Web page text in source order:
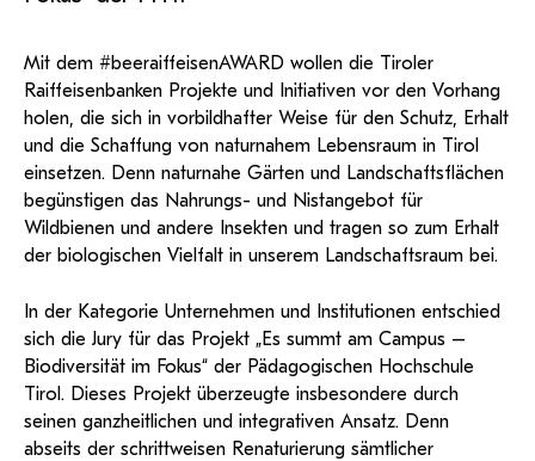
Mit dem #beeraiffeisenAWARD wollen die Tiroler
Raiffeisenbanken Projekte und Initiativen vor den Vorhang
holen, die sich in vorbildhafter Weise für den Schutz, Erhalt
und die Schaffung von naturnahem Lebensraum in Tirol
einsetzen. Denn naturnahe Gärten und Landschaftsflächen
begünstigen das Nahrungs- und Nistangebot für
Wildbienen und andere Insekten und tragen so zum Erhalt
der biologischen Vielfalt in unserem Landschaftsraum bei.
In der Kategorie Unternehmen und Institutionen entschied
sich die Jury für das Projekt „Es summt am Campus –
Biodiversität im Fokus“ der Pädagogischen Hochschule
Tirol. Dieses Projekt überzeugte insbesondere durch
seinen ganzheitlichen und integrativen Ansatz. Denn
abseits der schrittweisen Renaturierung sämtlicher
Support
Anleitung
Antragsformular Konto
BA/MA Anträge,
Forschungsanträge, Formulare,…
Support-Webadmin
Hilfe & Support
Bitte kontaktieren Sie unsere Mitarbeiter:innen nicht über die
persönliche Mailadresse, sondern über den oben
angegebenen Hilfebutton.
Service
Ideen und Verbesserungen Campus
Login Webredaktion